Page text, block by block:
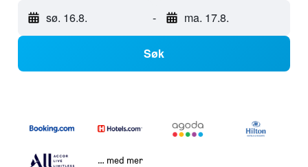
sø. 16.8. - ma. 17.8.
Søk
… med mer